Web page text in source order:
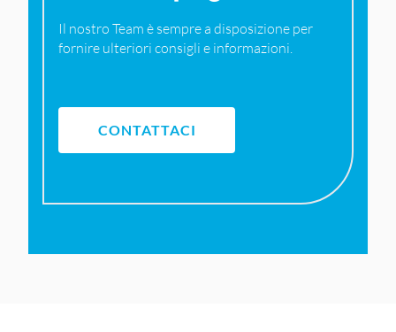
Il nostro Team è sempre a disposizione per
fornire ulteriori consigli e informazioni.
CONTATTACI